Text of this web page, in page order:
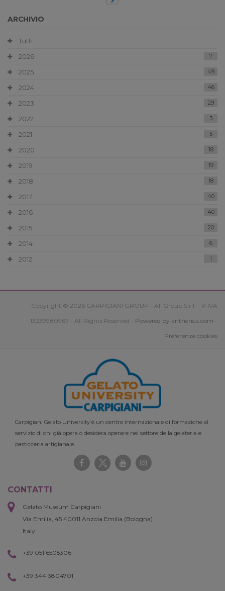
ARCHIVIO
Tutti
2026
7
2025 49
2024 46
2023 29
2022 3
2021 5
2020 18
2019 19
2018 18
2017 40
2016 40
2015 20
2014 6
2012 1
Copyright © 2026 CARPIGIANI GROUP - Ali Group S.r.l. - P.IVA
13239980967 - All Rights Reserved - Powered by antherica.com -
Preferenze cookies
Carpigiani Gelato University è un centro internazionale di formazione al
servizio di chi già opera o desidera operare nel settore della gelateria e
pasticceria artigianale.
CONTATTI
Gelato Museum Carpigiani
Via Emilia, 45 40011 Anzola Emilia (Bologna)
Italy
+39 051 6505306
+39 344 3804701